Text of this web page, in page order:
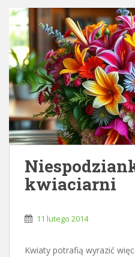
kwiaciarni
11 lutego 2014
Kwiaty potrafią wyrazić